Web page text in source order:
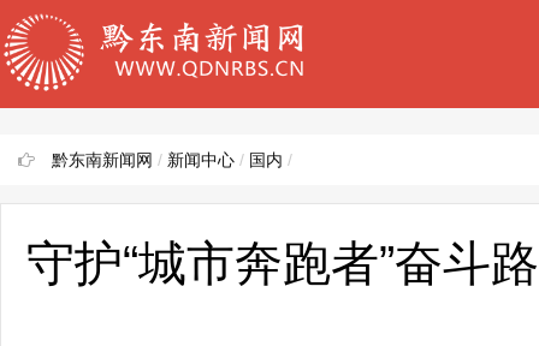
黔东南新闻网 / 新闻中心 / 国内 /
守护“城市奔跑者”奋